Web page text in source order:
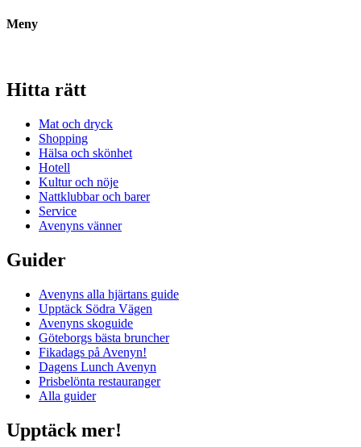
Meny
Hitta rätt
Mat och dryck
Shopping
Hälsa och skönhet
Hotell
Kultur och nöje
Nattklubbar och barer
Service
Avenyns vänner
Guider
Avenyns alla hjärtans guide
Upptäck Södra Vägen
Avenyns skoguide
Göteborgs bästa bruncher
Fikadags på Avenyn!
Dagens Lunch Avenyn
Prisbelönta restauranger
Alla guider
Upptäck mer!